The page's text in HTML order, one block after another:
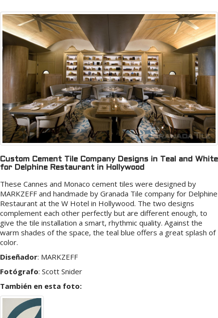
Custom Cement Tile Company Designs in Teal and White
for Delphine Restaurant in Hollywood
These Cannes and Monaco cement tiles were designed by
MARKZEFF and handmade by Granada Tile company for Delphine
Restaurant at the W Hotel in Hollywood. The two designs
complement each other perfectly but are different enough, to
give the tile installation a smart, rhythmic quality. Against the
warm shades of the space, the teal blue offers a great splash of
color.
Diseñador: MARKZEFF
Fotógrafo: Scott Snider
También en esta foto: